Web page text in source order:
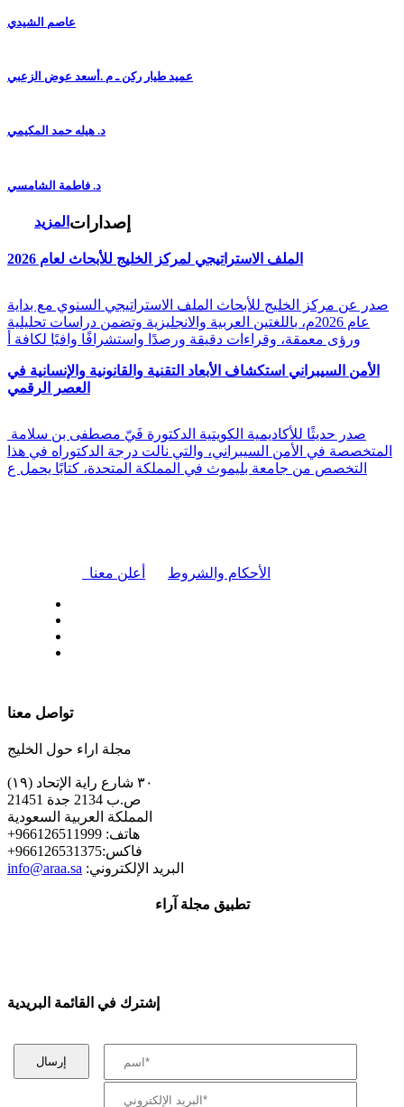
عاصم الشيدي
عميد طيار ركن ـ م .أسعد عوض الزعبي
د. هيله حمد المكيمي
د. فاطمة الشامسي
المزيد إصدارات
الملف الاستراتيجي لمركز الخليج للأبحاث لعام 2026
صدر عن مركز الخليج للأبحاث الملف الاستراتيجي السنوي مع بداية
عام 2026م، باللغتين العربية والانجليزية وتضمن دراسات تحليلية
ورؤى معمقة، وقراءات دقيقة ورصدًا واستشرافًا وافيًا لكافة أ
الأمن السيبراني استكشاف الأبعاد التقنية والقانونية والإنسانية في
العصر الرقمي
المتخصصة في الأمن السيبراني، والتي نالت درجة الدكتوراه في هذا
التخصص من جامعة بليموث في المملكة المتحدة، كتابًا يحمل ع
أعلن معنا الأحكام والشروط
تواصل معنا
مجلة اراء حول الخليج
٣٠ شارع راية الإتحاد (١٩)
ص.ب 2134 جدة 21451
المملكة العربية السعودية
+هاتف: 966126511999
+فاكس:966126531375
info@araa.sa :البريد الإلكتروني
تطبيق مجلة آراء
إشترك في القائمة البريدية